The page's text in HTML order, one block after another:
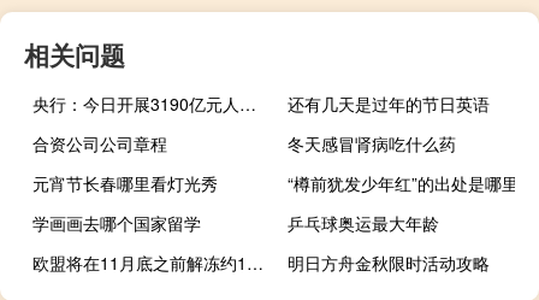
相关问题
央行：今日开展3190亿元人民币14天期逆回购操作中标利率1.95%与此前持平
还有几天是过年的节日英语
合资公司公司章程
冬天感冒肾病吃什么药
元宵节长春哪里看灯光秀
“樽前犹发少年红”的出处是哪里
学画画去哪个国家留学
乒乓球奥运最大年龄
欧盟将在11月底之前解冻约130亿欧元向匈牙利提供的资金
明日方舟金秋限时活动攻略